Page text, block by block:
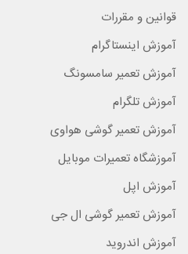
قوانین و مقررات
آموزش اینستاگرام
آموزش تعمیر سامسونگ
آموزش تلگرام
آموزش تعمیر گوشی هواوی
آموزشگاه تعمیرات موبایل
آموزش اپل
آموزش تعمیر گوشی ال جی
آموزش اندروید